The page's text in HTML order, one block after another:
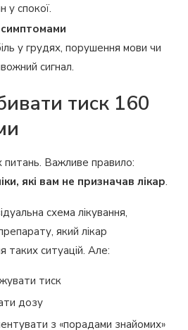
у спокої.
симптомами
у грудях, порушення мови чи
сигнал.
тиск 160
Важливе правило:
які вам не призначав лікар.
схема лікування,
який лікар
таких ситуацій. Але:
тиск
дозу
з «порадами знайомих»